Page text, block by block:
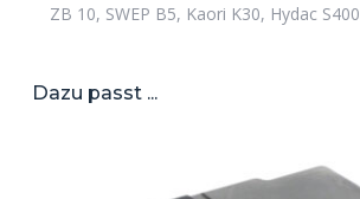
ZB 10, SWEP B5, Kaori K30, Hydac S400
Dazu passt ...